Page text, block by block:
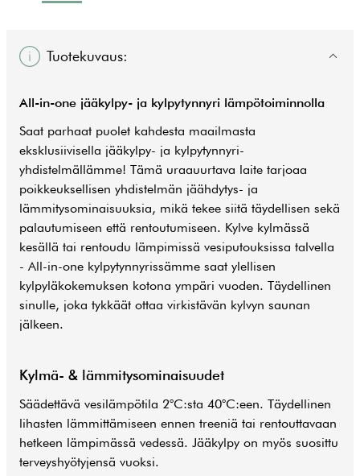
Tuotekuvaus:
All-in-one jääkylpy- ja kylpytynnyri lämpötoiminnolla
Saat parhaat puolet kahdesta maailmasta
eksklusiivisella jääkylpy- ja kylpytynnyri-
yhdistelmällämme! Tämä uraauurtava laite tarjoaa
poikkeuksellisen yhdistelmän jäähdytys- ja
lämmitysominaisuuksia, mikä tekee siitä täydellisen sekä
palautumiseen että rentoutumiseen. Kylve kylmässä
kesällä tai rentoudu lämpimissä vesiputouksissa talvella
- All-in-one kylpytynnyrissämme saat ylellisen
kylpyläkokemuksen kotona ympäri vuoden. Täydellinen
sinulle, joka tykkäät ottaa virkistävän kylvyn saunan
jälkeen.
Kylmä- & lämmitysominaisuudet
Säädettävä vesilämpötila 2°C:sta 40°C:een. Täydellinen
lihasten lämmittämiseen ennen treeniä tai rentouttavaan
hetkeen lämpimässä vedessä. Jääkylpy on myös suosittu
terveyshyötyjensä vuoksi.